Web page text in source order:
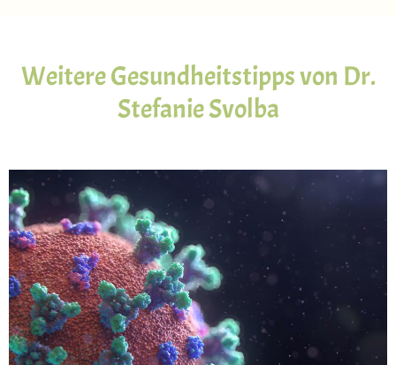
Weitere Gesundheitstipps von Dr.
Stefanie Svolba